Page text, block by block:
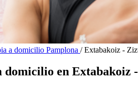
a domicilio Pamplona / Extabakoiz -
domicilio en Extabakoiz